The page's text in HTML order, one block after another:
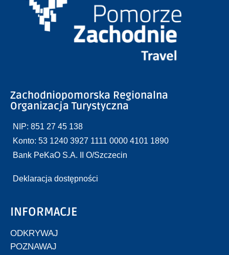
Zachodniopomorska Regionalna
Organizacja Turystyczna
NIP: 851 27 45 138
Konto: 53 1240 3927 1111 0000 4101 1890
Bank PeKaO S.A. II O/Szczecin
Deklaracja dostępności
INFORMACJE
ODKRYWAJ
POZNAWAJ